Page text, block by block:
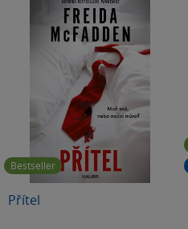
Bestseller
Přítel